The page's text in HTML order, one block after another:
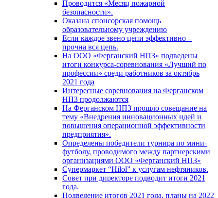
Проводится «Месяц пожарной
безопасности».
Оказана спонсорская помощь
образовательному учреждению
Если каждое звено цепи эффективно –
прочна вся цепь.
На ООО «Ферганский НПЗ» подведены
итоги конкурса-соревнования «Лучший по
профессии» среди работников за октябрь
2021 года
Интересные соревнования на Ферганском
НПЗ продолжаются
На Ферганском НПЗ прошло совещание на
тему «Внедрения инновационных идей и
повышения операционной эффективности
предприятия».
Определены победители турнира по мини-
футболу, проводимого между партнерскими
организациями ООО «Ферганский НПЗ»
Супермаркет “Hilol” к услугам нефтяников.
Совет при директоре подводит итоги 2021
года.
Подведение итогов 2021 года, планы на 2022